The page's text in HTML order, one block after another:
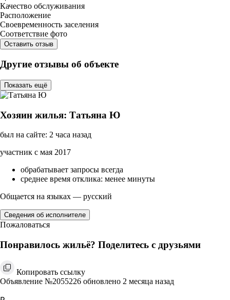
Качество обслуживания
Расположение
Своевременность заселения
Соответствие фото
Оставить отзыв
Другие отзывы об объекте
Показать ещё
Хозяин жилья: Татьяна Ю
был на сайте: 2 часа назад
участник с мая 2017
обрабатывает запросы всегда
среднее время отклика: менее минуты
Общается на языках — русский
Сведения об исполнителе
Пожаловаться
Понравилось жильё? Поделитесь с друзьями
Копировать ссылку
Объявление №2055226 обновлено 2 месяца назад